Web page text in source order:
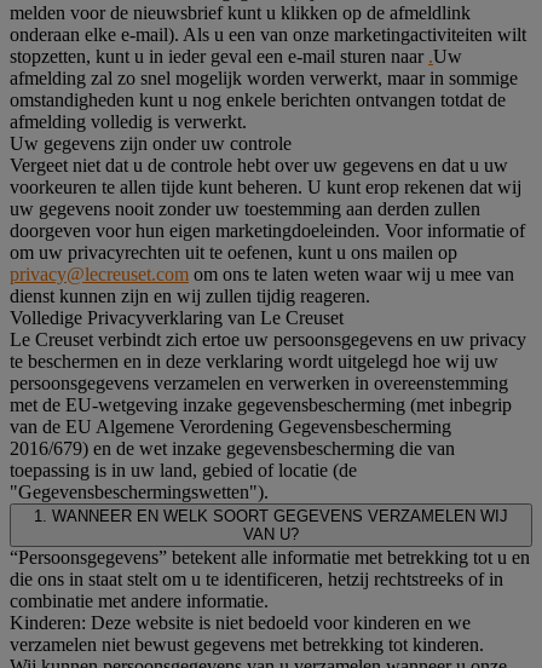
melden voor de nieuwsbrief kunt u klikken op de afmeldlink
onderaan elke e-mail). Als u een van onze marketingactiviteiten wilt
stopzetten, kunt u in ieder geval een e-mail sturen naar .Uw
afmelding zal zo snel mogelijk worden verwerkt, maar in sommige
omstandigheden kunt u nog enkele berichten ontvangen totdat de
afmelding volledig is verwerkt.
Uw gegevens zijn onder uw controle
Vergeet niet dat u de controle hebt over uw gegevens en dat u uw
voorkeuren te allen tijde kunt beheren. U kunt erop rekenen dat wij
uw gegevens nooit zonder uw toestemming aan derden zullen
doorgeven voor hun eigen marketingdoeleinden. Voor informatie of
om uw privacyrechten uit te oefenen, kunt u ons mailen op
privacy@lecreuset.com om ons te laten weten waar wij u mee van
dienst kunnen zijn en wij zullen tijdig reageren.
Volledige Privacyverklaring van Le Creuset
Le Creuset verbindt zich ertoe uw persoonsgegevens en uw privacy
te beschermen en in deze verklaring wordt uitgelegd hoe wij uw
persoonsgegevens verzamelen en verwerken in overeenstemming
met de EU-wetgeving inzake gegevensbescherming (met inbegrip
van de EU Algemene Verordening Gegevensbescherming
2016/679) en de wet inzake gegevensbescherming die van
toepassing is in uw land, gebied of locatie (de
"Gegevensbeschermingswetten").
1. WANNEER EN WELK SOORT GEGEVENS VERZAMELEN WIJ
VAN U?
“Persoonsgegevens” betekent alle informatie met betrekking tot u en
die ons in staat stelt om u te identificeren, hetzij rechtstreeks of in
combinatie met andere informatie.
Kinderen: Deze website is niet bedoeld voor kinderen en we
verzamelen niet bewust gegevens met betrekking tot kinderen.